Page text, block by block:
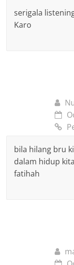
serigala
Karo
bila hilang bru
dalam hidup
fatihah